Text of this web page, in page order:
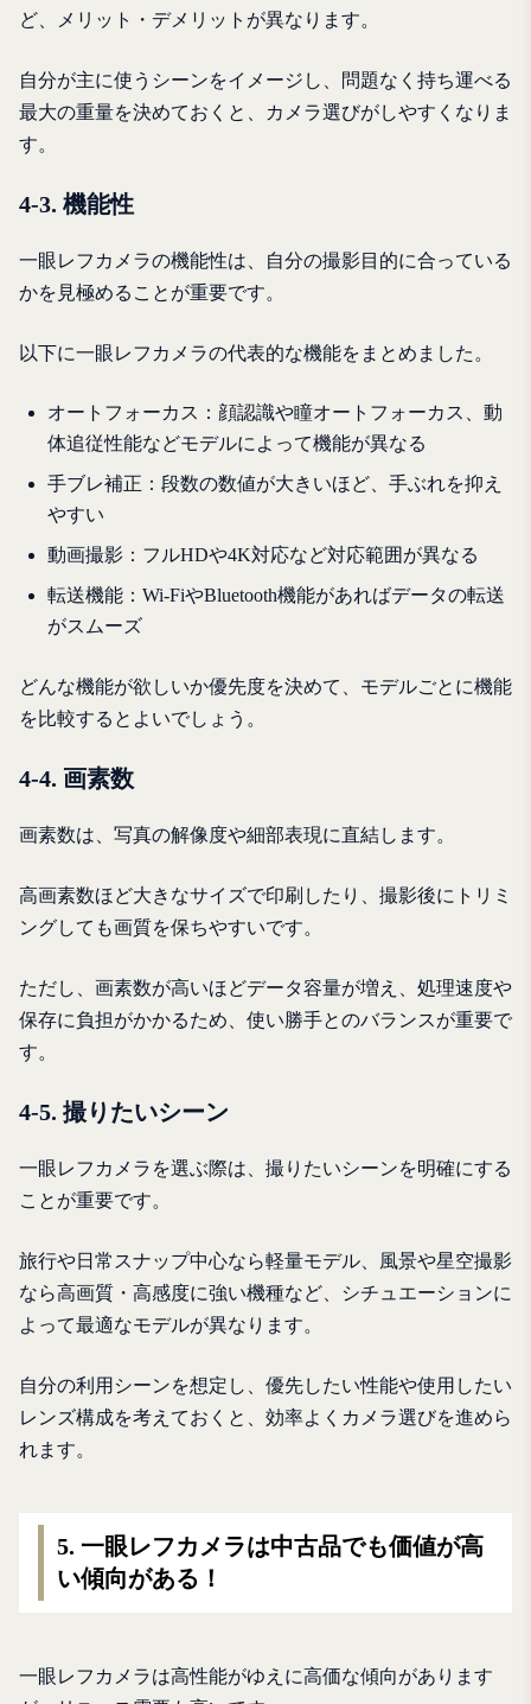
ど、メリット・デメリットが異なります。
自分が主に使うシーンをイメージし、問題なく持ち運べる
最大の重量を決めておくと、カメラ選びがしやすくなりま
す。
4-3. 機能性
一眼レフカメラの機能性は、自分の撮影目的に合っている
かを見極めることが重要です。
以下に一眼レフカメラの代表的な機能をまとめました。
オートフォーカス：顔認識や瞳オートフォーカス、動
体追従性能などモデルによって機能が異なる
手ブレ補正：段数の数値が大きいほど、手ぶれを抑え
やすい
動画撮影：フルHDや4K対応など対応範囲が異なる
転送機能：Wi-FiやBluetooth機能があればデータの転送
がスムーズ
どんな機能が欲しいか優先度を決めて、モデルごとに機能
を比較するとよいでしょう。
4-4. 画素数
画素数は、写真の解像度や細部表現に直結します。
高画素数ほど大きなサイズで印刷したり、撮影後にトリミ
ングしても画質を保ちやすいです。
ただし、画素数が高いほどデータ容量が増え、処理速度や
保存に負担がかかるため、使い勝手とのバランスが重要で
す。
4-5. 撮りたいシーン
一眼レフカメラを選ぶ際は、撮りたいシーンを明確にする
ことが重要です。
旅行や日常スナップ中心なら軽量モデル、風景や星空撮影
なら高画質・高感度に強い機種など、シチュエーションに
よって最適なモデルが異なります。
自分の利用シーンを想定し、優先したい性能や使用したい
レンズ構成を考えておくと、効率よくカメラ選びを進めら
れます。
5. 一眼レフカメラは中古品でも価値が高
い傾向がある！
一眼レフカメラは高性能がゆえに高価な傾向があります